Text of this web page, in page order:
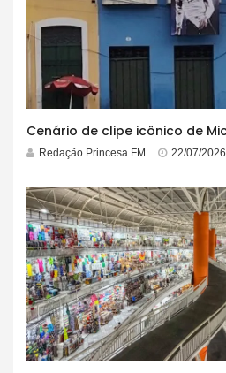
Redação Princesa FM 22/07/2026